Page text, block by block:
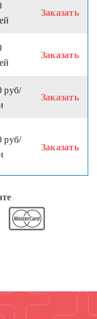
Заказать
Заказать
руб/
Заказать
руб/
Заказать